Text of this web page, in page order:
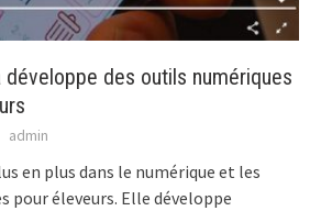
développe des outils numériques
admin
en plus dans le numérique et les
pour éleveurs. Elle développe